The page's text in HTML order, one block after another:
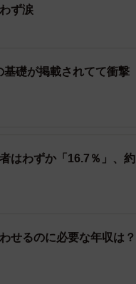
ず涙
礎が掲載されてて衝撃
はわずか「16.7％」、約
るのに必要な年収は？